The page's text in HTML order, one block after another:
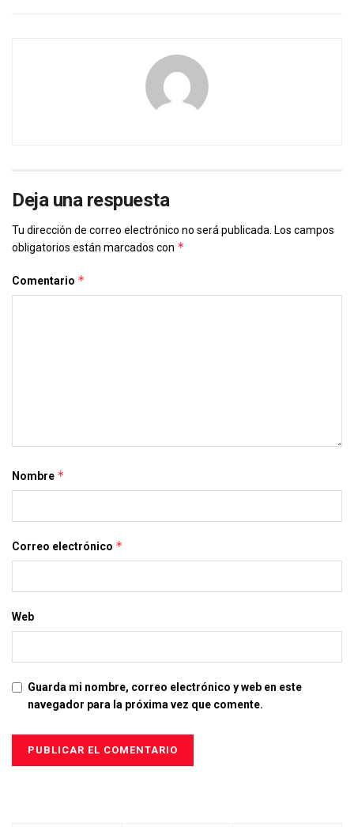
Deja una respuesta
Tu dirección de correo electrónico no será publicada. Los campos
obligatorios están marcados con *
Comentario *
Nombre *
Correo electrónico *
Web
Guarda mi nombre, correo electrónico y web en este
navegador para la próxima vez que comente.